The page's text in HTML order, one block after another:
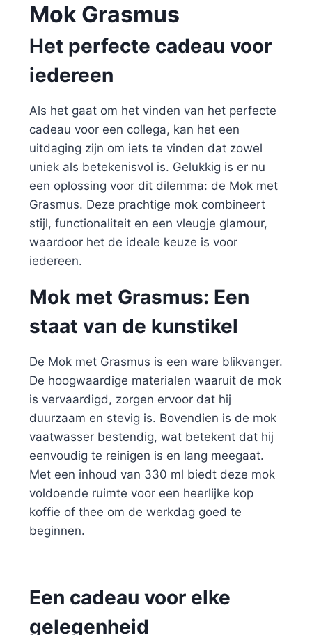
Mok Grasmus
Het perfecte cadeau voor
iedereen
Als het gaat om het vinden van het perfecte
cadeau voor een collega, kan het een
uitdaging zijn om iets te vinden dat zowel
uniek als betekenisvol is. Gelukkig is er nu
een oplossing voor dit dilemma: de Mok met
Grasmus. Deze prachtige mok combineert
stijl, functionaliteit en een vleugje glamour,
waardoor het de ideale keuze is voor
iedereen.
Mok met Grasmus: Een
staat van de kunstikel
De Mok met Grasmus is een ware blikvanger.
De hoogwaardige materialen waaruit de mok
is vervaardigd, zorgen ervoor dat hij
duurzaam en stevig is. Bovendien is de mok
vaatwasser bestendig, wat betekent dat hij
eenvoudig te reinigen is en lang meegaat.
Met een inhoud van 330 ml biedt deze mok
voldoende ruimte voor een heerlijke kop
koffie of thee om de werkdag goed te
beginnen.
Een cadeau voor elke
gelegenheid